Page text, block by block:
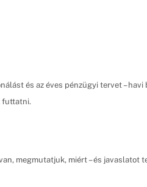
és az éves pénzügyi tervet –
futtatni.
megmutatjuk, miért – és